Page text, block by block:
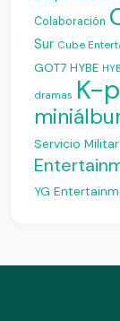
Colaboración
Sur Cube
GOT7 HYBE
dramas K-
Servicio Militar
YG